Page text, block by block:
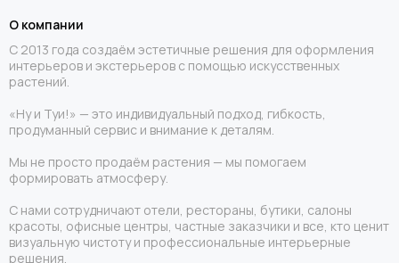
О компании
С 2013 года создаём эстетичные решения для оформления
интерьеров и экстерьеров с помощью искусственных
растений.
«Ну и Туи!» — это индивидуальный подход, гибкость,
продуманный сервис и внимание к деталям.
Мы не просто продаём растения — мы помогаем
формировать атмосферу.
С нами сотрудничают отели, рестораны, бутики, салоны
красоты, офисные центры, частные заказчики и все, кто ценит
визуальную чистоту и профессиональные интерьерные
решения.